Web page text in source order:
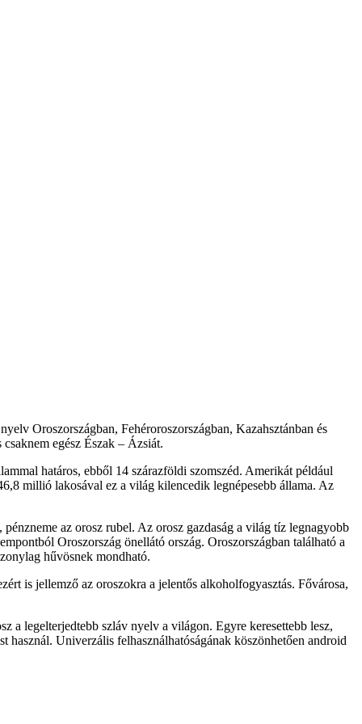
Oroszországban, Fehéroroszországban, Kazahsztánban és
egész Észak – Ázsiát.
határos, ebből 14 szárazföldi szomszéd. Amerikát például
millió lakosával ez a világ kilencedik legnépesebb állama. Az
az orosz rubel. Az orosz gazdaság a világ tíz legnagyobb
Oroszország önellátó ország. Oroszországban található a
hűvösnek mondható.
is jellemző az oroszokra a jelentős alkoholfogyasztás. Fővárosa,
a legelterjedtebb szláv nyelv a világon. Egyre keresettebb lesz,
Univerzális felhasználhatóságának köszönhetően android